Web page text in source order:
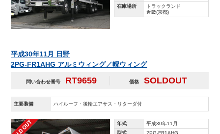
在庫場所
トラックランド
近畿(京都)
平成30年11月 日野
2PG-FR1AHG アルミウィング／幌ウィング
問い合わせ番号 RT9659 価格 SOLDOUT
主要装備 ハイルーフ・後輪エアサス・リターダ付
年式
平成30年11月
型式
2PG-FR1AHG